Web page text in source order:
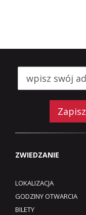
ZWIEDZANIE
LOKALIZACJA
GODZINY OTWARCIA
BILETY